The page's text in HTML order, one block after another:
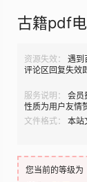
古籍pdf
资源失效：
遇到
评论区回复失效
服务说明：
会员
性质为用户友情
文件格式：
本站
您当前的等级为